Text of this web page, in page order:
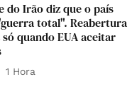
do Irão diz que o país
total". Reabertura
quando EUA aceitar
1 Hora